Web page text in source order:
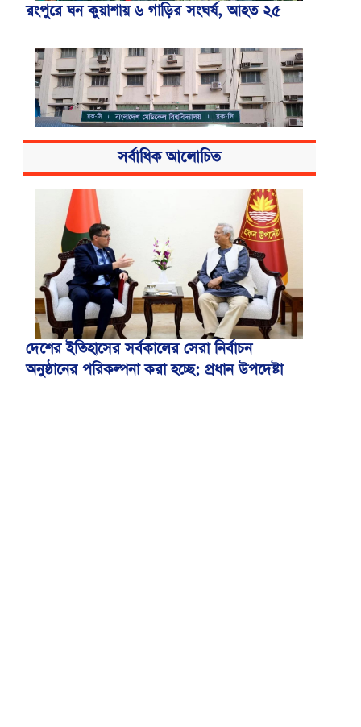
রংপুরে ঘন কুয়াশায় ৬ গাড়ির সংঘর্ষ, আহত ২৫
বিএসএমএমইউয়ের নতুন নাম বাংলাদেশ
মেডিকেল বিশ্ববিদ্যালয়
সর্বাধিক আলোচিত
দেশের ইতিহাসের সর্বকালের সেরা নির্বাচন
অনুষ্ঠানের পরিকল্পনা করা হচ্ছে: প্রধান উপদেষ্টা